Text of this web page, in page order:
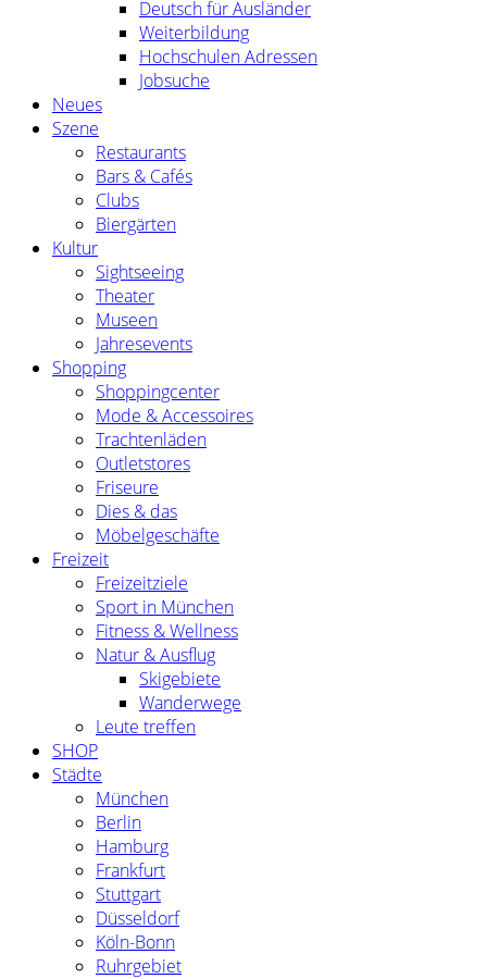
Deutsch für Ausländer
Weiterbildung
Hochschulen Adressen
Jobsuche
Neues
Szene
Restaurants
Bars & Cafés
Clubs
Biergärten
Kultur
Sightseeing
Theater
Museen
Jahresevents
Shopping
Shoppingcenter
Mode & Accessoires
Trachtenläden
Outletstores
Friseure
Dies & das
Möbelgeschäfte
Freizeit
Freizeitziele
Sport in München
Fitness & Wellness
Natur & Ausflug
Skigebiete
Wanderwege
Leute treffen
SHOP
Städte
München
Berlin
Hamburg
Frankfurt
Stuttgart
Düsseldorf
Köln-Bonn
Ruhrgebiet